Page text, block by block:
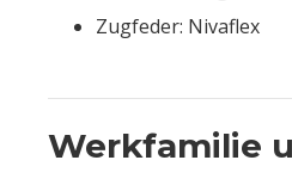
Zugfeder: Nivaflex
Werkfamilie